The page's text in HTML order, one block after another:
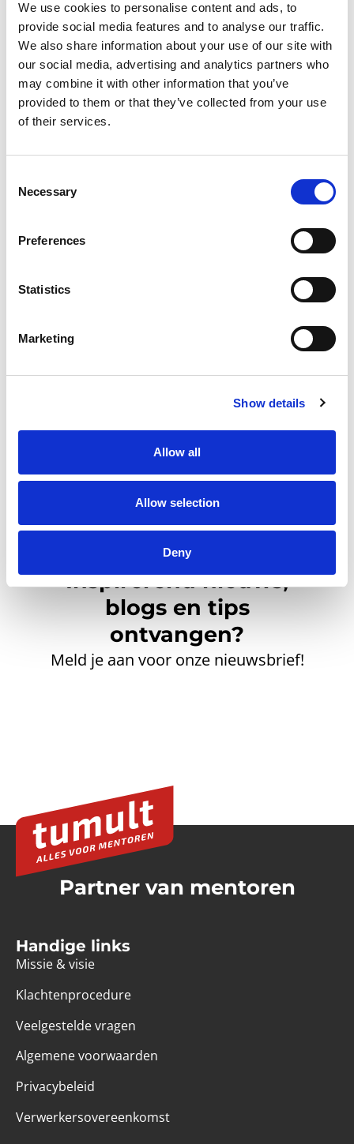
We use cookies to personalise content and ads, to
provide social media features and to analyse our traffic.
We also share information about your use of our site with
our social media, advertising and analytics partners who
may combine it with other information that you’ve
provided to them or that they’ve collected from your use
of their services.
Selection
Necessary
Preferences
Statistics
Marketing
Show details
Allow all
Allow selection
Deny
bedenken om dit doel te bereiken. Zo oefen je
met het formuleren van SMART doelen en
ontdek je hoe je jouw doel kunt bereiken.
Heb je geen Entree account?
Inspirerend nieuws,
blogs en tips
ontvangen?
Meld je aan voor onze nieuwsbrief!
Partner van mentoren
Handige links
Missie & visie
Klachtenprocedure
Veelgestelde vragen
Algemene voorwaarden
Privacybeleid
Verwerkersovereenkomst